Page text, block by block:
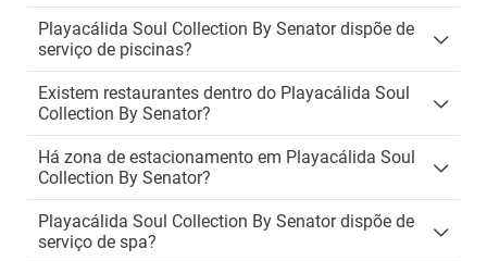
Playacálida Soul Collection By Senator dispõe de
serviço de piscinas?
Existem restaurantes dentro do Playacálida Soul
Collection By Senator?
Há zona de estacionamento em Playacálida Soul
Collection By Senator?
Playacálida Soul Collection By Senator dispõe de
serviço de spa?